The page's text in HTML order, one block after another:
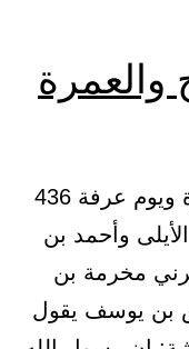
(79) باب في فضل الحج والعمرة ويوم عرفة 436
الأيلى وأحمد بن
مخرمة بن
بن يوسف يقول